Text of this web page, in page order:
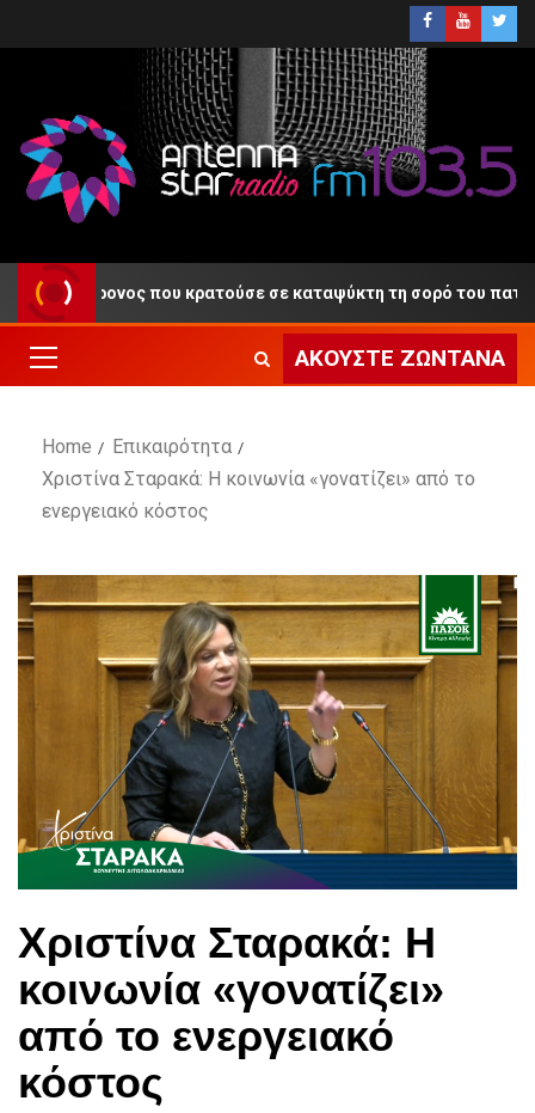
που κρατούσε σε καταψύκτη τη σορό του πατέρα του
ΑΚΟΎΣΤΕ ΖΩΝΤΑΝΆ
Home
Επικαιρότητα
Χριστίνα Σταρακά: Η κοινωνία «γονατίζει» από το
ενεργειακό κόστος
Χριστίνα Σταρακά: Η
κοινωνία «γονατίζει»
από το ενεργειακό
κόστος